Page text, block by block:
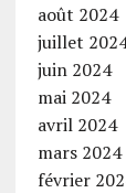
août 2024
juillet
juin 2024
mai 2024
avril 2024
mars 2024
février